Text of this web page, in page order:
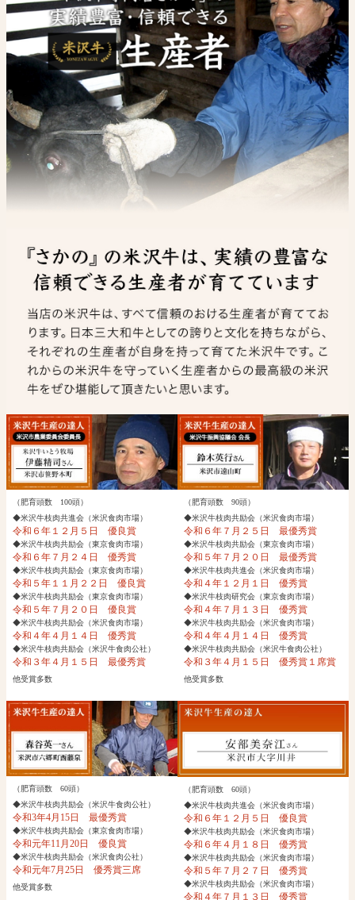
（肥育頭数 100頭）
◆米沢牛枝肉共進会（米沢食肉市場）
令和６年１２月５日 優良賞
◆米沢牛枝肉共励会（東京食肉市場）
令和６年７月２４日 優秀賞
◆米沢牛枝肉共励会（東京食肉市場）
令和５年１１月２２日 優良賞
◆米沢牛枝肉共励会（東京食肉市場）
令和５年７月２０日 優良賞
◆米沢牛枝肉共励会（米沢食肉市場）
令和４年４月１４日 優秀賞
◆米沢牛枝肉共励会（米沢牛食肉公社）
令和３年４月１５日 最優秀賞
他受賞多数
（肥育頭数 90頭）
◆米沢牛枝肉共励会（米沢食肉市場）
令和６年７月２５日 最優秀賞
◆米沢牛枝肉共励会（東京食肉市場）
令和５年７月２０日 最優秀賞
◆米沢牛枝肉共進会（米沢食肉市場）
令和４年１２月１日 優秀賞
◆米沢牛枝肉研究会（東京食肉市場）
令和４年７月１３日 優秀賞
◆米沢牛枝肉共励会（米沢食肉市場）
令和４年４月１４日 優秀賞
◆米沢牛枝肉共励会（米沢牛食肉公社）
令和３年４月１５日 優秀賞１席賞
他受賞多数
（肥育頭数 60頭）
◆米沢牛枝肉共励会（米沢牛食肉公社）
令和3年4月15日 最優秀賞
◆米沢牛枝肉共励会（東京食肉市場）
令和元年11月20日 優良賞
◆米沢牛枝肉共励会（米沢食肉公社）
令和元年7月25日 優秀賞三席
他受賞多数
（肥育頭数 60頭）
◆米沢牛枝肉共進会（米沢食肉市場）
令和６年１２月５日 優良賞
◆米沢牛枝肉共励会（米沢食肉市場）
令和６年４月１８日 優秀賞
◆米沢牛枝肉共励会（米沢食肉市場）
令和５年７月２７日 優秀賞
◆米沢牛枝肉共励会（米沢食肉市場）
令和４年７月１３日 優秀賞